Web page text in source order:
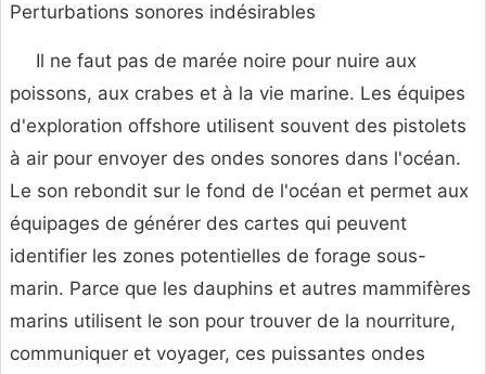
Perturbations sonores indésirables
Il ne faut pas de marée noire pour nuire aux
poissons, aux crabes et à la vie marine. Les équipes
d'exploration offshore utilisent souvent des pistolets
à air pour envoyer des ondes sonores dans l'océan.
Le son rebondit sur le fond de l'océan et permet aux
équipages de générer des cartes qui peuvent
identifier les zones potentielles de forage sous-
marin. Parce que les dauphins et autres mammifères
marins utilisent le son pour trouver de la nourriture,
communiquer et voyager, ces puissantes ondes